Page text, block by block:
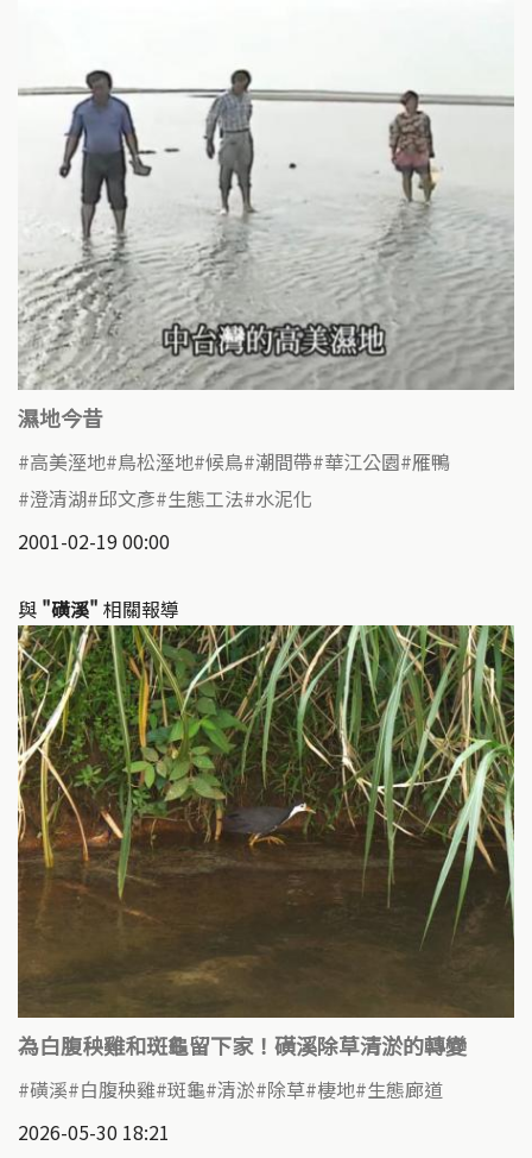
濕地今昔
高美溼地 鳥松溼地 候鳥 潮間帶 華江公園 雁鴨
澄清湖 邱文彥 生態工法 水泥化
2001-02-19 00:00
與 "磺溪" 相關報導
為白腹秧雞和斑龜留下家！磺溪除草清淤的轉變
磺溪 白腹秧雞 斑龜 清淤 除草 棲地 生態廊道
2026-05-30 18:21